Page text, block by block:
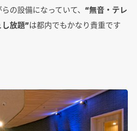
の設備になっていて、 “無音・テレ
放題”は都内でもかなり貴重です